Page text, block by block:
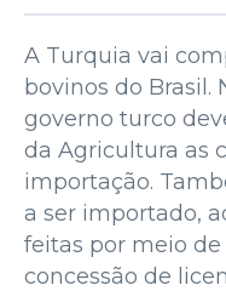
A Turquia vai
bovinos do Brasil.
governo turco
da Agricultura as
importação.
a ser importado,
feitas por meio
concessão de